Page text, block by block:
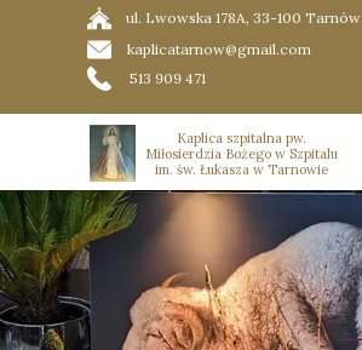
kaplicatarnow@gmail.com
ul. Lwowska 178A, 33-100 Tarnów
513 909 471
Kaplica szpitalna pw.
Miłosierdzia Bożego w Szpitalu
im. św. Łukasza w Tarnowie